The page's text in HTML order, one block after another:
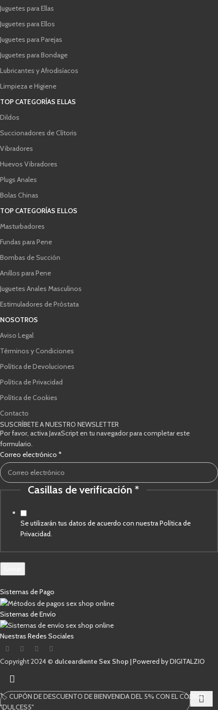
Juguetes para Ellas
Juguetes para Ellos
Juguetes para Parejas
Juguetes para Bondage
Lubricantes y Afrodisíacos
Limpieza e Higiene
TOP CATEGORÍAS ELLAS
Dildos
Succionadores de Clítoris
Vibradores
Huevos Vibradores
Plugs Anales
Bolas Chinas
TOP CATEGORÍAS ELLOS
Masturbadores
Fundas para Pene
Bombas de Succión
Anillos para Pene
Juguetes Anales Masculinos
Estimuladores de Próstata
NOSOTROS
Aviso Legal
Términos y Condiciones
Política de Devoluciones
Política de Privacidad
Política de Cookies
Contacto
SUSCRÍBETE A NUESTRO NEWSLETTER
Por favor, activa JavaScript en tu navegador para completar este
formulario.
Casillas
verificación
Correo
Correo electrónico *
Casillas de verificación *
Se utilizarán tus datos de acuerdo con nuestra Política de
Privacidad.
Sistemas de Pago
Sistemas de Envío
Nuestras Redes Sociales
Copyright 2024 © dulceardiente Sex Shop |Powered by DIGITALZIO
🏷️ CUPÓN DE DESCUENTO DE BIENVENIDA DEL 5% CON EL CÓDIGO
"DULCES5"